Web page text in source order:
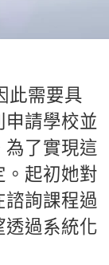
此需要具
請學校並
為了實現這
。起初她對
詢課程過
透過系統化